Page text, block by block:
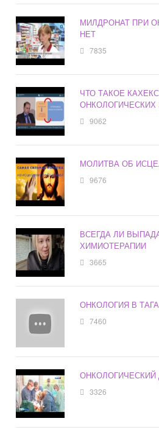
МИЛДРОНАТ ПРИ
НЕТ
7835
ЧТО ТАКОЕ
9062
МОЛИТВА ОБ
9676
ВСЕГДА ЛИ
ХИМИОТЕРАПИИ
3665
ОНКОЛОГИЯ В
7460
3326